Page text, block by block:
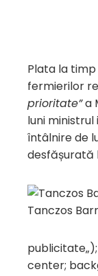
Plata la
fermierilor
prioritate”a
luni
întâlnire de
desfășurată
Tanczos
publicitate
center;